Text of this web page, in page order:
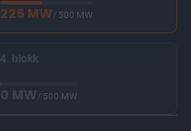
225 MW/ 500 MW
4. blokk
0 MW/ 500 MW